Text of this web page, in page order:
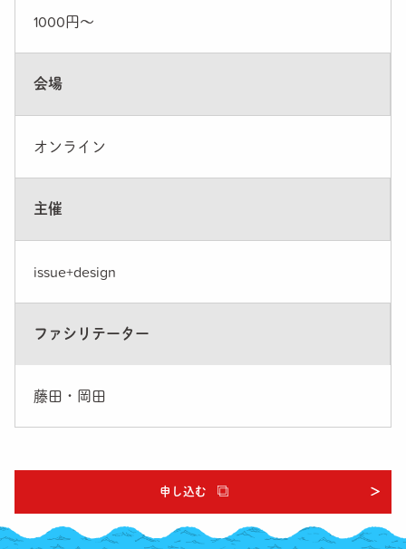
1000円〜
会場
オンライン
主催
issue+design
ファシリテーター
藤田・岡田
申し込む